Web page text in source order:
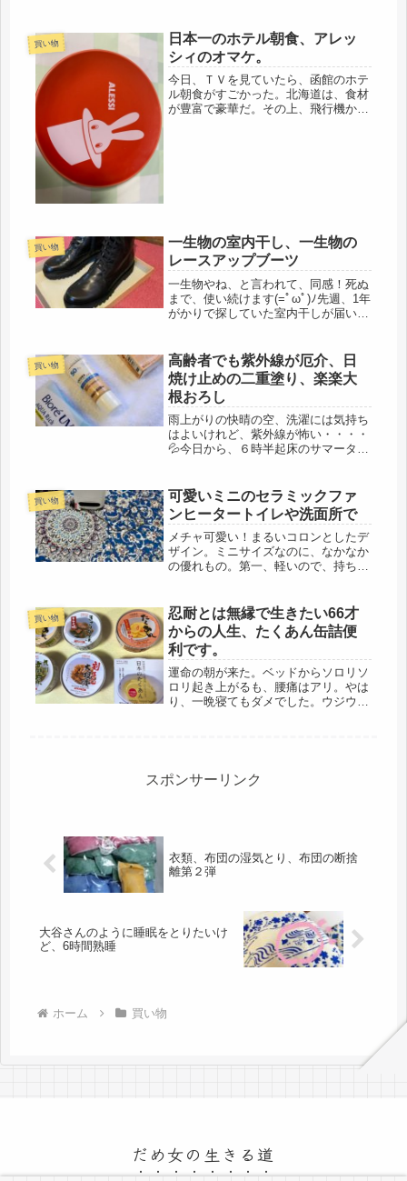
ブ」が不明で、引っ越し前から旧住所
に届かないように買い物を控えていた
の...
買い物
日本一のホテル朝食、アレッ
シィのオマケ。
今日、ＴＶを見ていたら、函館のホテ
ル朝食がすごかった。北海道は、食材
が豊富で豪華だ。その上、飛行機から
買い物
一生物の室内干し、一生物の
レースアップブーツ
一生物やね、と言われて、同感！死ぬ
まで、使い続けます(=ﾟωﾟ)ﾉ先週、1年
がかりで探していた室内干しが届い
ここ最近の天候の不順、秋は飛ばし
て、真冬になってしまうし、台風並...
買い物
高齢者でも紫外線が厄介、日
焼け止めの二重塗り、楽楽大
根おろし
雨上がりの快晴の空、洗濯には気持ち
はよいけれど、紫外線が怖い・・・・
💦今日から、６時半起床のサマータイ
ら、水やりをして、洗濯、鳥の世話。
その後、朝食を取り、今日はジムに行
くと...
買い物
可愛いミニのセラミックファ
ンヒータートイレや洗面所で
メチャ可愛い！まるいコロンとしたデ
ザイン。ミニサイズなのに、なかなか
の優れもの。第一、軽いので、持ち運
いきなり、築60年のボロ家のメンテナ
ンスから始まり、一帯（100万）消
え...
買い物
忍耐とは無縁で生きたい66才
からの人生、たくあん缶詰便
利です。
運命の朝が来た。ベッドからソロリソ
ロリ起き上がるも、腰痛はアリ。やは
り、一晩寝てもダメでした。ウジウジ
で...
スポンサーリンク
衣類、布団の湿気とり、布団の断捨
離第２弾
大谷さんのように睡眠をとりたいけ
ど、6時間熟睡
ホーム 買い物
だめ女の生きる道